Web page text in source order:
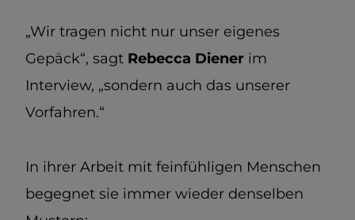
„Wir tragen nicht nur unser eigenes
Gepäck“, sagt Rebecca Diener im
Interview, „sondern auch das unserer
Vorfahren.“
In ihrer Arbeit mit feinfühligen Menschen
begegnet sie immer wieder denselben